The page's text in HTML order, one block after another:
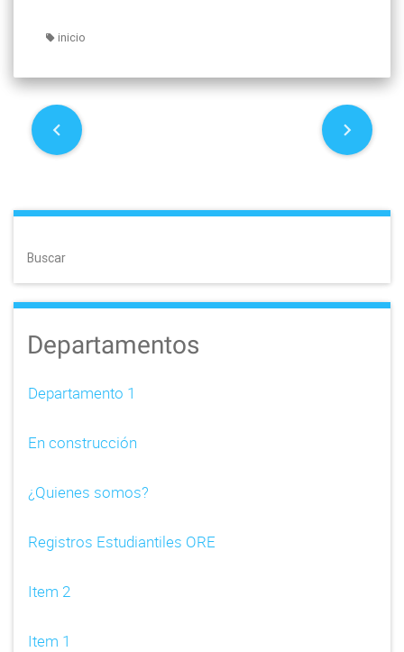
inicio
P
s
n
a
a
n
Buscar
Departamentos
Departamento 1
En construcción
¿Quienes somos?
Registros Estudiantiles ORE
Item 2
Item 1